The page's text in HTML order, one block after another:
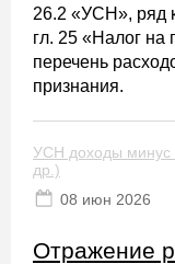
26.2 «УСН», ряд
гл. 25 «Налог
перечень
признания.
УСН доходы минус
др.)
08 июн 2026
Отражение